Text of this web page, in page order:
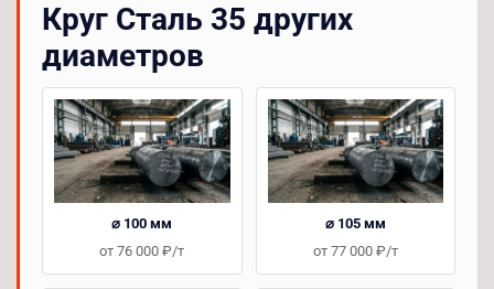
Круг Сталь 35 других
диаметров
⌀ 100 мм
от 76 000 ₽/т
⌀ 105 мм
от 77 000 ₽/т